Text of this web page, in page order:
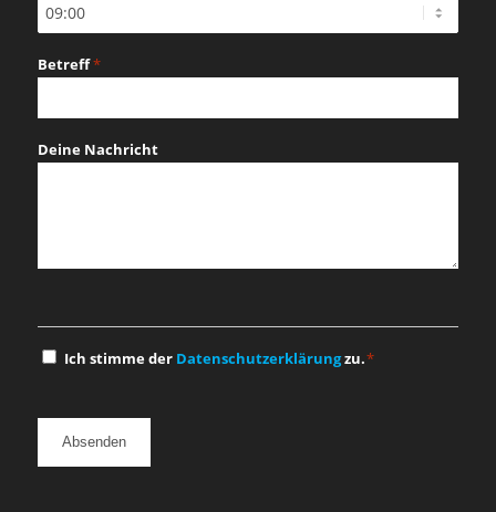
Betreff*
Deine Nachricht
Einwilligung
Ich stimme der Datenschutzerklärungzu.*